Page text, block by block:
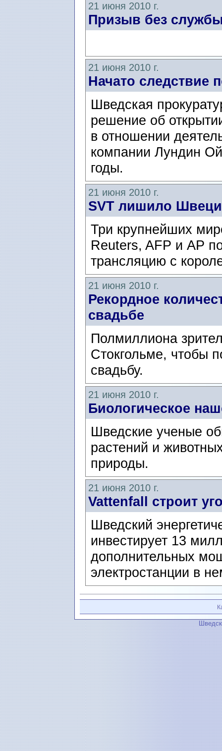
21 июня 2010 г.
Призыв без
21 июня 2010 г.
Начато следствие
Шведская
решение об
в отношении
компании Лундин
годы.
21 июня 2010 г.
SVT лишило
Три крупнейших
Reuters, AFP и AP
трансляцию с
21 июня 2010 г.
Рекордное
свадьбе
Полмиллиона
Стокгольме, чтобы
свадьбу.
21 июня 2010 г.
Биологическое
Шведские ученые
растений и
природы.
21 июня 2010 г.
Vattenfall строит
Шведский
инвестирует 13
дополнительных
электростанции в